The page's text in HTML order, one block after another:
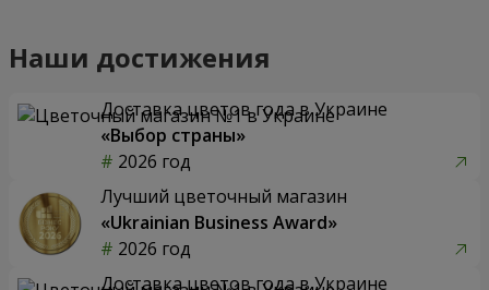
Наши достижения
Доставка цветов года в Украине
«Выбор страны»
2026 год
Лучший цветочный магазин
«Ukrainian Business Award»
2026 год
Доставка цветов года в Украине